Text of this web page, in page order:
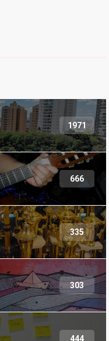
1971
666
335
303
444